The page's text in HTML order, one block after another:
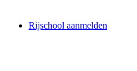
Rijschool aanmelden